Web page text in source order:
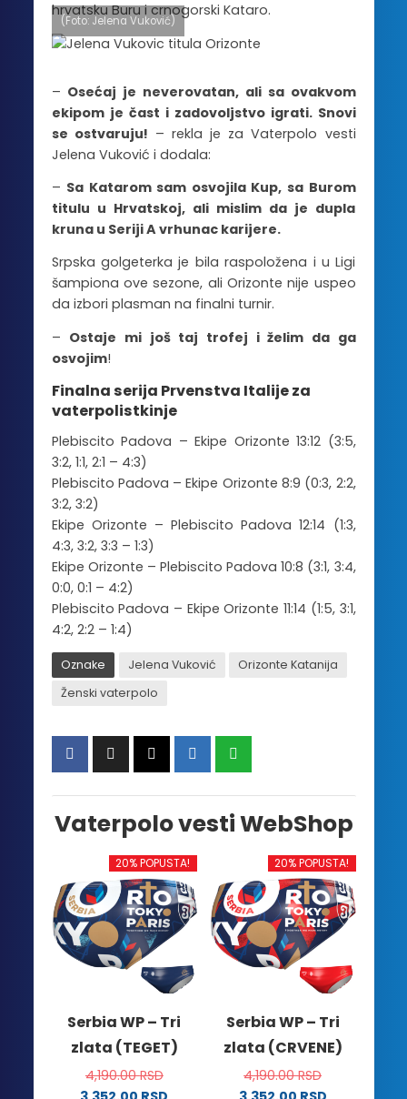
hrvatsku Buru i crnogorski Kataro.
(Foto: Jelena Vuković)
– Osećaj je neverovatan, ali sa ovakvom
ekipom je čast i zadovoljstvo igrati. Snovi
se ostvaruju! – rekla je za Vaterpolo vesti
Jelena Vuković i dodala:
– Sa Katarom sam osvojila Kup, sa Burom
titulu u Hrvatskoj, ali mislim da je dupla
kruna u Seriji A vrhunac karijere.
Srpska golgeterka je bila raspoložena i u Ligi
šampiona ove sezone, ali Orizonte nije uspeo
da izbori plasman na finalni turnir.
– Ostaje mi još taj trofej i želim da ga
osvojim!
Finalna serija Prvenstva Italije za
vaterpolistkinje
Plebiscito Padova – Ekipe Orizonte 13:12 (3:5,
3:2, 1:1, 2:1 – 4:3)
Plebiscito Padova – Ekipe Orizonte 8:9 (0:3, 2:2,
3:2, 3:2)
Ekipe Orizonte – Plebiscito Padova 12:14 (1:3,
4:3, 3:2, 3:3 – 1:3)
Ekipe Orizonte – Plebiscito Padova 10:8 (3:1, 3:4,
0:0, 0:1 – 4:2)
Plebiscito Padova – Ekipe Orizonte 11:14 (1:5, 3:1,
4:2, 2:2 – 1:4)
Oznake Jelena Vuković
Orizonte Katanija
Ženski vaterpolo
Vaterpolo vesti WebShop
20% POPUSTA!
Serbia WP – Tri
zlata (TEGET)
4,190.00RSD
20% POPUSTA!
Serbia WP – Tri
zlata (CRVENE)
4,190.00RSD